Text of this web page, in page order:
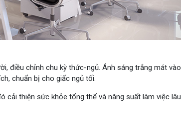
điều chỉnh chu kỳ thức-ngủ. Ánh sáng trắng mát vào
chuẩn bị cho giấc ngủ tối.
cải thiện sức khỏe tổng thể và năng suất làm việc lâu